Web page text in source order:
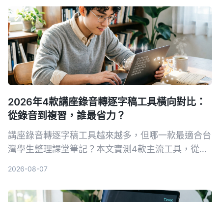
2026年4款講座錄音轉逐字稿工具橫向對比：
從錄音到複習，誰最省力？
講座錄音轉逐字稿工具越來越多，但哪一款最適合台
灣學生整理課堂筆記？本文實測4款主流工具，從準
2026-08-07